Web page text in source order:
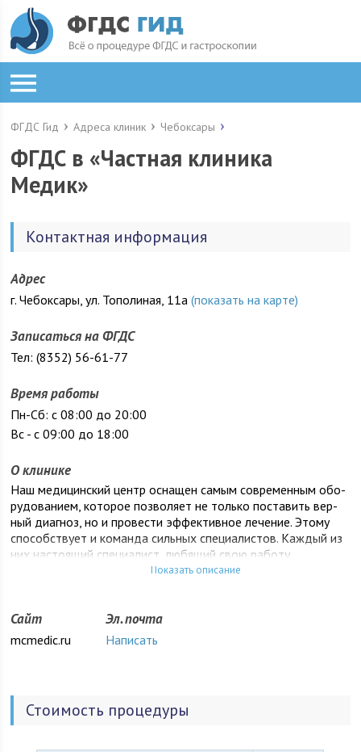
ФГДС Гид Адреса клиник Чебоксары
ФГДС в «Частная клиника
Медик»
Контактная информация
Адрес
г. Чебоксары, ул. Тополиная, 11а(показать на карте)
Записаться на ФГДС
Тел: (8352) 56-61-77
Время работы
Пн-Cб: с 08:00 до 20:00
Вс - c 09:00 до 18:00
О клинике
Наш ме­дицин­ский центр ос­на­щен са­мым сов­ре­мен­ным обо­
рудо­вани­ем, ко­торое поз­во­ля­ет не толь­ко пос­та­вить вер­
ный ди­аг­ноз, но и про­вес­ти эф­фектив­ное ле­чение. Это­му
спо­собс­тву­ет и ко­ман­да силь­ных спе­ци­алис­тов. Каж­дый из
них нас­то­ящий спе­ци­алист, лю­бящий свою ра­боту.
Показать описание
Сайт
mcmedic.ru
Эл. почта
Написать
Стоимость процедуры